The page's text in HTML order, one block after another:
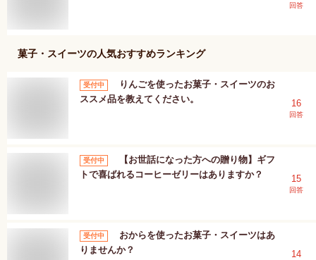
回答
菓子・スイーツの人気おすすめランキング
受付中
りんごを使ったお菓子・スイーツのお
ススメ品を教えてください。
16
回答
受付中
【お世話になった方への贈り物】ギフ
トで喜ばれるコーヒーゼリーはありますか？
15
回答
受付中
おからを使ったお菓子・スイーツはあ
りませんか？
14